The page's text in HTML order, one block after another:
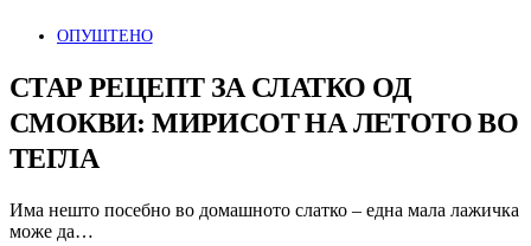
ОПУШТЕНО
СТАР РЕЦЕПТ ЗА СЛАТКО ОД
СМОКВИ: МИРИСОТ НА ЛЕТОТО ВО
ТЕГЛА
Има нешто посебно во домашното слатко – една мала лажичка
може да…